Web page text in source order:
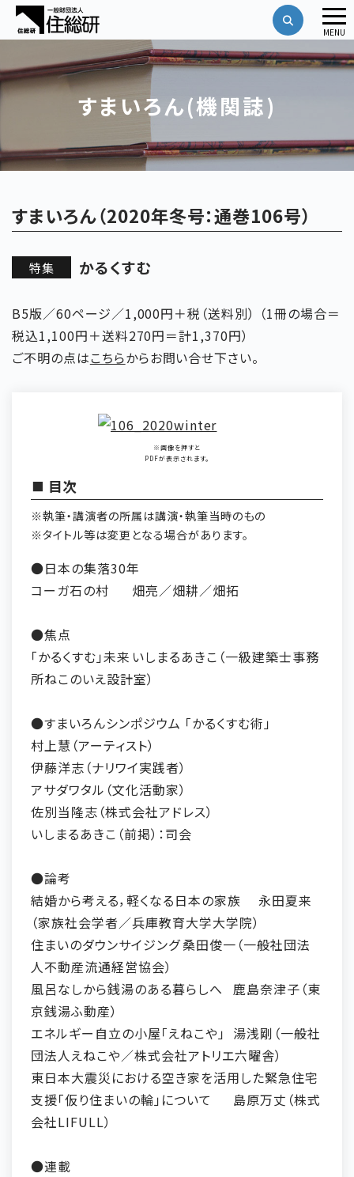
すまいろん(機関誌)
すまいろん（2020年冬号：通巻106号）
特集 かるくすむ
B5版／60ページ／1,000円＋税（送料別） （1冊の場合＝
税込1,100円＋送料270円＝計1,370円）
ご不明の点はこちらからお問い合せ下さい。
※画像を押すと
PDFが表示されます。
目次
※執筆・講演者の所属は講演・執筆当時のもの
※タイトル等は変更となる場合があります。
●日本の集落30年
コーガ石の村
畑亮／畑耕／畑拓
●焦点
「かるくすむ」未来 いしまるあきこ（一級建築士事務
所ねこのいえ設計室）
●すまいろんシンポジウム 「かるくすむ術」
村上慧（アーティスト）
伊藤洋志（ナリワイ実践者）
アサダワタル（文化活動家）
佐別当隆志（株式会社アドレス）
いしまるあきこ（前掲）：司会
●論考
結婚から考える，軽くなる日本の家族
永田夏来
（家族社会学者／兵庫教育大学大学院）
住まいのダウンサイジング桑田俊一（一般社団法
人不動産流通経営協会）
風呂なしから銭湯のある暮らしへ
鹿島奈津子（東
京銭湯ふ動産）
エネルギー自立の小屋「えねこや」 湯浅剛（一般社
団法人えねこや／株式会社アトリエ六曜舎）
東日本大震災における空き家を活用した緊急住宅
支援「仮り住まいの輪」について
島原万丈（株式
会社LIFULL）
●連載
メ
ニ
ュ
MENU